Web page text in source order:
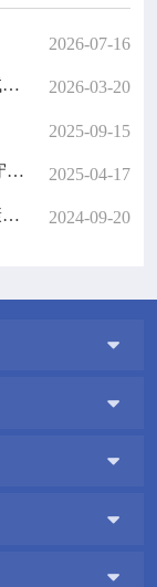
2026-07-16
传染病哨点医院监测工作管理规范（试行） 2026-03-20
2025-09-15
四川省体重管理 20 条发布！5 大维度守护你的健康体重 2025-04-17
疾病预防控制机构食品安全和营养健康工作细则 2024-09-20




